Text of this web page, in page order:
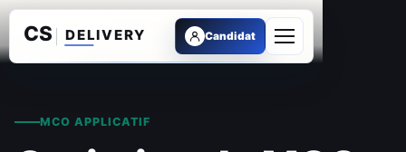
Candidat
Ouvrir le menu
MCO APPLICATIF